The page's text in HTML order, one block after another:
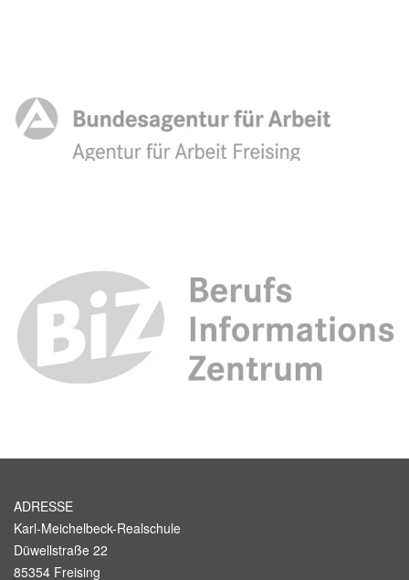
ADRESSE
Karl-Meichelbeck-Realschule
Düwellstraße 22
85354 Freising